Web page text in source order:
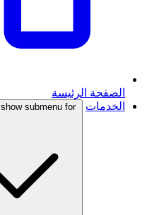
الصفحة الرئيسة
الخدمات
show submenu for "الخدمات"